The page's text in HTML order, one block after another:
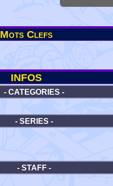
Mots Clefs
INFOS
- CATEGORIES -
- SERIES -
- STAFF -